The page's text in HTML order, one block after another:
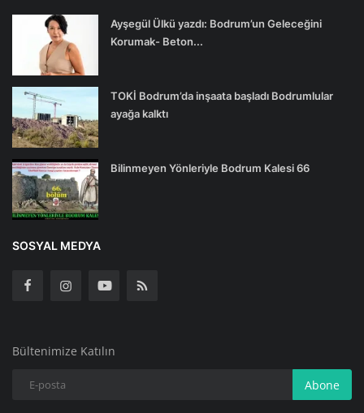
Ayşegül Ülkü yazdı: Bodrum’un Geleceğini
Korumak- Beton...
TOKİ Bodrum’da inşaata başladı Bodrumlular
ayağa kalktı
Bilinmeyen Yönleriyle Bodrum Kalesi 66
SOSYAL MEDYA
Bültenimize Katılın
Abone